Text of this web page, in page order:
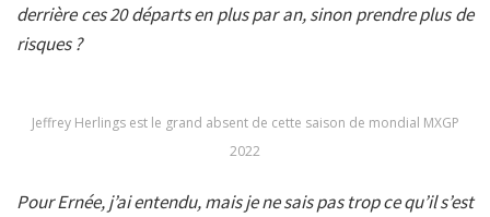
derrière ces 20 départs en plus par an, sinon prendre plus de
risques ?
Jeffrey Herlings est le grand absent de cette saison de mondial MXGP
2022
Pour Ernée, j’ai entendu, mais je ne sais pas trop ce qu’il s’est